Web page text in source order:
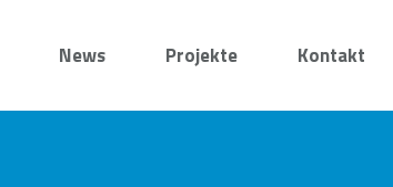
News Projekte Kontakt